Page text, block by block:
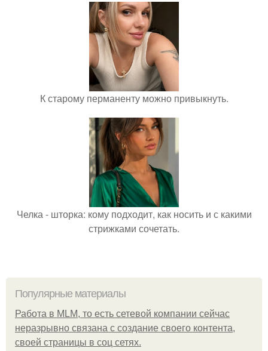
К старому перманенту можно привыкнуть.
Челка - шторка: кому подходит, как носить и с какими
стрижками сочетать.
Популярные материалы
Работа в MLM, то есть сетевой компании сейчас
неразрывно связана с создание своего контента,
своей страницы в соц сетях.